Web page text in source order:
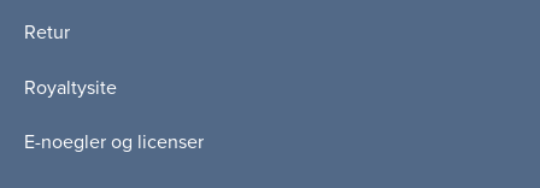
Retur
Royaltysite
E-noegler og licenser